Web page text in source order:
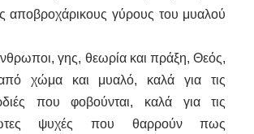
αποβροχάρικους γύρους του μυαλού
γης, θεωρία και πράξη, Θεός,
χώμα και μυαλό, καλά για τις
που φοβούνται, καλά για τις
ψυχές που θαρρούν πως